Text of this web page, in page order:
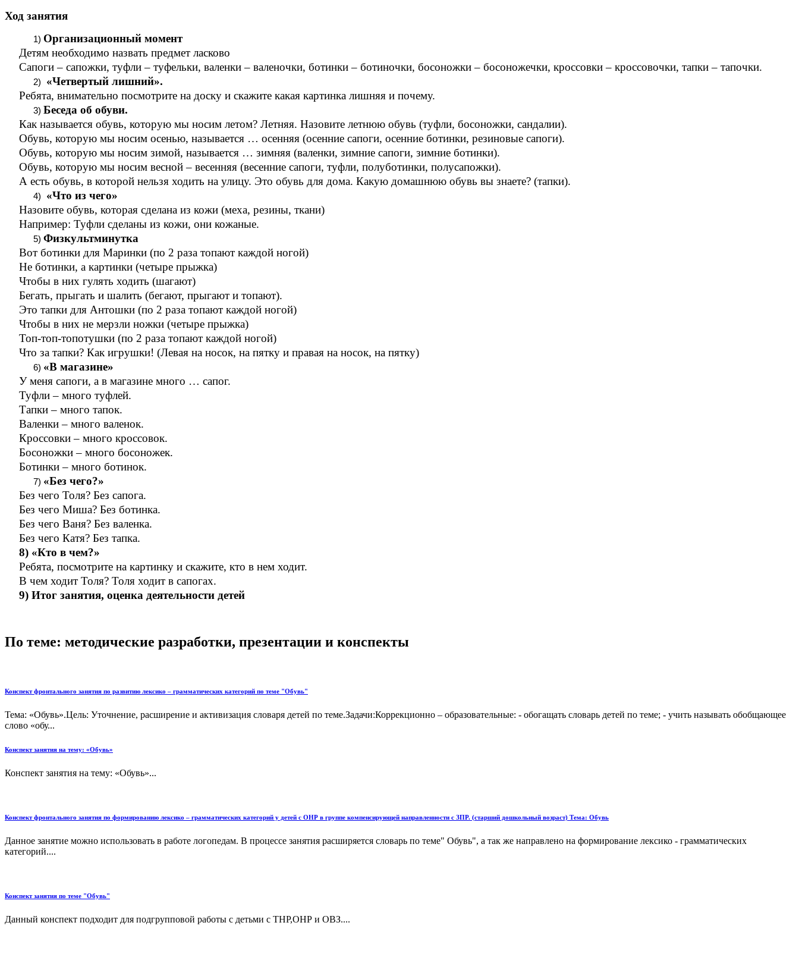
Ход занятия
Организационный момент
Детям необходимо назвать предмет ласково
Сапоги – сапожки, туфли – туфельки, валенки – валеночки, ботинки – ботиночки, босоножки – босоножечки, кроссовки – кроссовочки, тапки – тапочки.
«Четвертый лишний».
Ребята, внимательно посмотрите на доску и скажите какая картинка лишняя и почему.
Беседа об обуви.
Как называется обувь, которую мы носим летом? Летняя. Назовите летнюю обувь (туфли, босоножки, сандалии).
Обувь, которую мы носим осенью, называется … осенняя (осенние сапоги, осенние ботинки, резиновые сапоги).
Обувь, которую мы носим зимой, называется … зимняя (валенки, зимние сапоги, зимние ботинки).
Обувь, которую мы носим весной – весенняя (весенние сапоги, туфли, полуботинки, полусапожки).
А есть обувь, в которой нельзя ходить на улицу. Это обувь для дома. Какую домашнюю обувь вы знаете? (тапки).
«Что из чего»
Назовите обувь, которая сделана из кожи (меха, резины, ткани)
Например: Туфли сделаны из кожи, они кожаные.
Физкультминутка
Вот ботинки для Маринки (по 2 раза топают каждой ногой)
Не ботинки, а картинки (четыре прыжка)
Чтобы в них гулять ходить (шагают)
Бегать, прыгать и шалить (бегают, прыгают и топают).
Это тапки для Антошки (по 2 раза топают каждой ногой)
Чтобы в них не мерзли ножки (четыре прыжка)
Топ-топ-топотушки (по 2 раза топают каждой ногой)
Что за тапки? Как игрушки! (Левая на носок, на пятку и правая на носок, на пятку)
«В магазине»
У меня сапоги, а в магазине много … сапог.
Туфли – много туфлей.
Тапки – много тапок.
Валенки – много валенок.
Кроссовки – много кроссовок.
Босоножки – много босоножек.
Ботинки – много ботинок.
«Без чего?»
Без чего Толя? Без сапога.
Без чего Миша? Без ботинка.
Без чего Ваня? Без валенка.
Без чего Катя? Без тапка.
8) «Кто в чем?»
Ребята, посмотрите на картинку и скажите, кто в нем ходит.
В чем ходит Толя? Толя ходит в сапогах.
9) Итог занятия, оценка деятельности детей
По теме: методические разработки, презентации и конспекты
Конспект фронтального занятия по развитию лексико – грамматических категорий по теме "Обувь"
Тема: «Обувь».Цель: Уточнение, расширение и активизация словаря детей по теме.Задачи:Коррекционно – образовательные: - обогащать словарь детей по теме; - учить называть обобщающее
слово «обу...
Конспект занятия на тему: «Обувь»
Конспект занятия на тему: «Обувь»...
Конспект фронтального занятия по формированию лексико – грамматических категорий у детей с ОНР в группе компенсирующей направленности с ЗПР. (старший дошкольный возраст) Тема: Обувь
Данное занятие можно использовать в работе логопедам. В процессе занятия расширяется словарь по теме" Обувь", а так же направлено на формирование лексико - грамматических
категорий....
Конспект занятия по теме "Обувь"
Данный конспект подходит для подгрупповой работы с детьми с ТНР,ОНР и ОВЗ....